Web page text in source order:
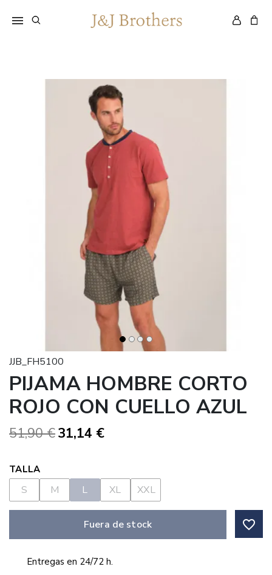
JJB_FH5100
PIJAMA HOMBRE CORTO
ROJO CON CUELLO AZUL
51,90 €31,14 €
TALLA
S M L XL XXL
Fuera de stock favorite_border
Entregas en 24/72 h.